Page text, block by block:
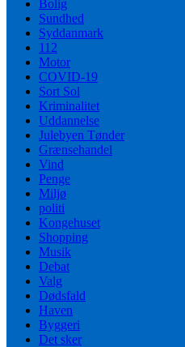
Bolig
Sundhed
Syddanmark
112
Motor
COVID-19
Sort Sol
Kriminalitet
Uddannelse
Julebyen Tønder
Grænsehandel
Vind
Penge
Miljø
politi
Kongehuset
Shopping
Musik
Debat
Valg
Dødsfald
Haven
Byggeri
Det sker